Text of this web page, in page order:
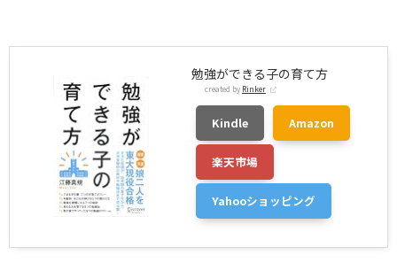
勉強ができる子の育て方
created by Rinker
Kindle Amazon
楽天市場
Yahooショッピング